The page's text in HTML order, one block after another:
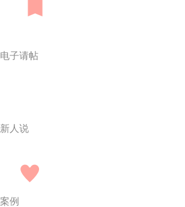
电子请帖
新人说
案例